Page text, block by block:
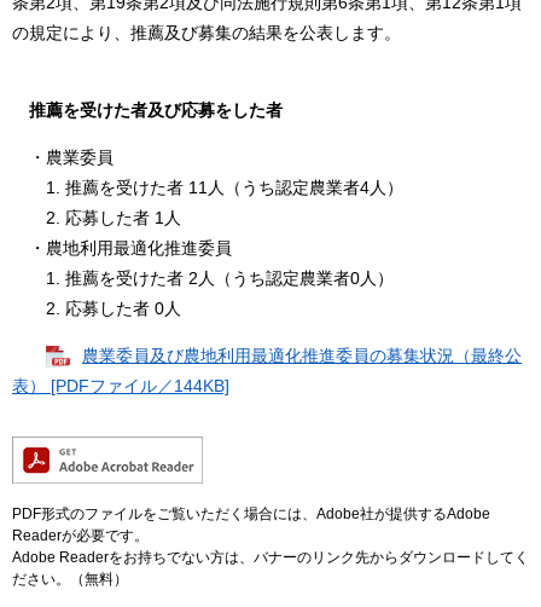
の規定により、推薦及び募集の結果を公表します。
推薦を受けた者及び応募をした者
・農業委員
1. 推薦を受けた者 11人（うち認定農業者4人）
2. 応募した者 1人
・農地利用最適化推進委員
1. 推薦を受けた者 2人（うち認定農業者0人）
2. 応募した者 0人
農業委員及び農地利用最適化推進委員の募集状況（最終公
表） [PDFファイル／144KB]
PDF形式のファイルをご覧いただく場合には、Adobe社が提供するAdobe
Readerが必要です。
Adobe Readerをお持ちでない方は、バナーのリンク先からダウンロードしてく
ださい。（無料）